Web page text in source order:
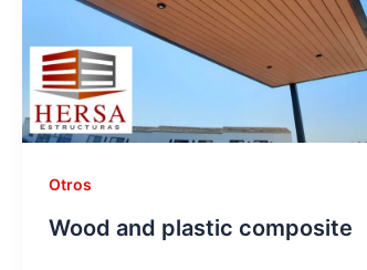
Otros
Wood and plastic composite